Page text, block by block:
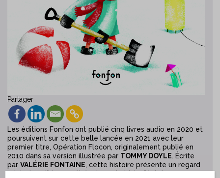
Partager
Les éditions Fonfon ont publié cinq livres audio en 2020 et
poursuivent sur cette belle lancée en 2021 avec leur
premier titre, Opération Flocon, originalement publié en
2010 dans sa version illustrée par TOMMY DOYLE. Écrite
par VALÉRIE FONTAINE, cette histoire présente un regard
original sur l’hiver québécois par le biais d’Antoine, un